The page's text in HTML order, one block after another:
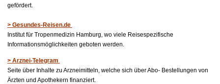
gefördert.
> Gesundes-Reisen.de
Institut für Tropenmedizin Hamburg, wo viele Reisespezifische
Informationsmöglichkeiten geboten werden.
> Arznei-Telegram
Seite über Inhalte zu Arzneimitteln, welche sich über Abo- Bestellungen von
Ärzten und Apothekern finanziert.